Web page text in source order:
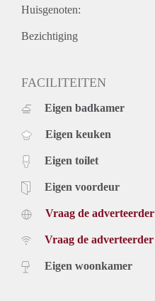
Huisgenoten:
Bezichtiging
FACILITEITEN
Eigen badkamer
Eigen keuken
Eigen toilet
Eigen voordeur
Vraag de adverteerder
Vraag de adverteerder
Eigen woonkamer